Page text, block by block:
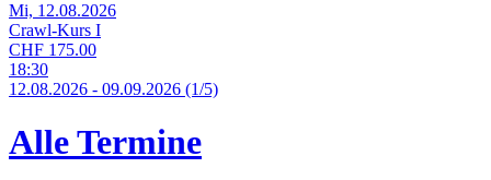
Mi, 12.08.2026
Crawl-Kurs I
CHF 175.00
18:30
12.08.2026 - 09.09.2026 (1/5)
Alle Termine